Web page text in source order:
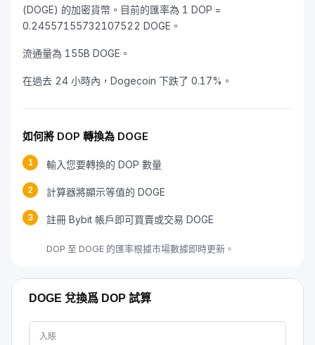
(DOGE) 的加密貨幣。目前的匯率為 1 DOP =
0.24557155732107522 DOGE。
流通量為 155B DOGE。
在過去 24 小時內，Dogecoin 下跌了 0.17%。
如何將 DOP 轉換為 DOGE
1 輸入您要轉換的 DOP 數量
2 計算器將顯示等值的 DOGE
3 註冊 Bybit 帳戶即可買賣或交易 DOGE
DOP 至 DOGE 的匯率根據市場數據即時更新。
DOGE 兌換爲 DOP 試算
入賬